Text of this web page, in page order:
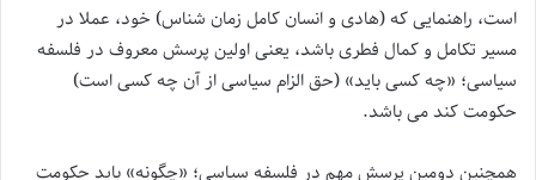
است، راهنمایی که (هادی و انسان کامل زمان شناس) خود‌، عملا در
مسیر تکامل و کمال فطری باشد، یعنی اولین پرسش معروف در فلسفه
سیاسی؛ «چه کسی باید» (حق الزام سیاسی از آن چه کسی است)
حکومت کند می باشد.
همچنین دومین پرسش مهم در فلسفه سیاسی؛ «چگونه» باید حکومت